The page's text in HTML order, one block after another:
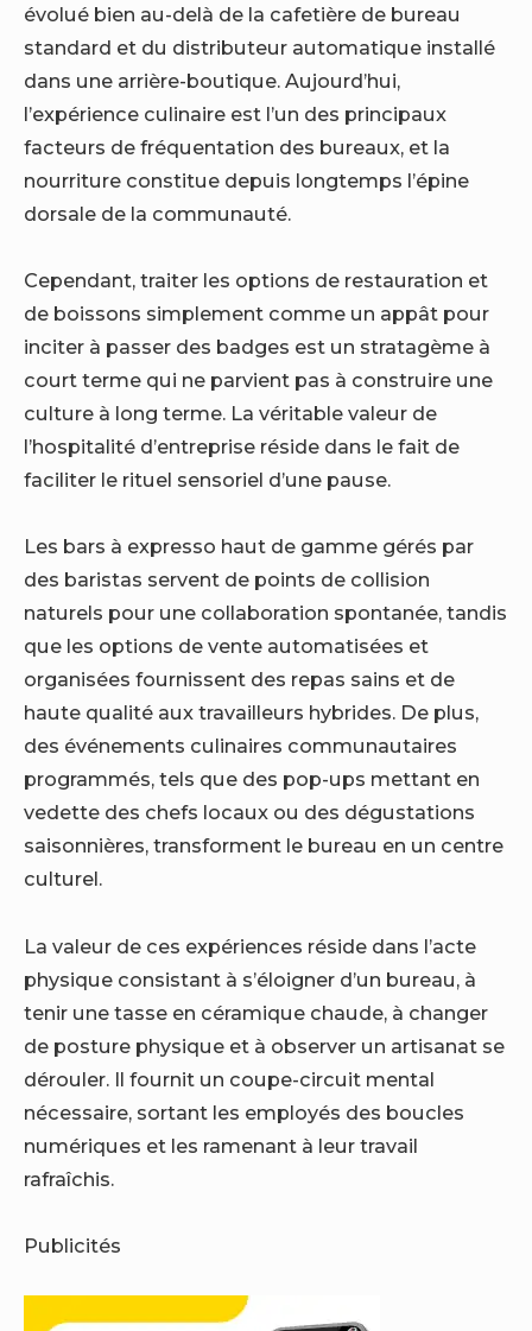
évolué bien au-delà de la cafetière de bureau
standard et du distributeur automatique installé
dans une arrière-boutique. Aujourd’hui,
l’expérience culinaire est l’un des principaux
facteurs de fréquentation des bureaux, et la
nourriture constitue depuis longtemps l’épine
dorsale de la communauté.
Cependant, traiter les options de restauration et
de boissons simplement comme un appât pour
inciter à passer des badges est un stratagème à
court terme qui ne parvient pas à construire une
culture à long terme. La véritable valeur de
l’hospitalité d’entreprise réside dans le fait de
faciliter le rituel sensoriel d’une pause.
Les bars à expresso haut de gamme gérés par
des baristas servent de points de collision
naturels pour une collaboration spontanée, tandis
que les options de vente automatisées et
organisées fournissent des repas sains et de
haute qualité aux travailleurs hybrides. De plus,
des événements culinaires communautaires
programmés, tels que des pop-ups mettant en
vedette des chefs locaux ou des dégustations
saisonnières, transforment le bureau en un centre
culturel.
La valeur de ces expériences réside dans l’acte
physique consistant à s’éloigner d’un bureau, à
tenir une tasse en céramique chaude, à changer
de posture physique et à observer un artisanat se
dérouler. Il fournit un coupe-circuit mental
nécessaire, sortant les employés des boucles
numériques et les ramenant à leur travail
rafraîchis.
Publicités